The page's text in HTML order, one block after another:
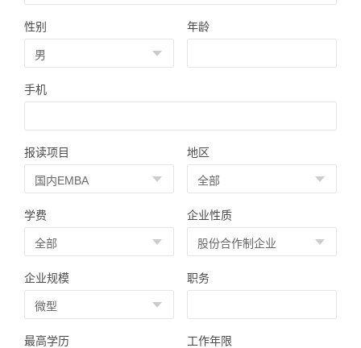
性别 年龄
手机
报读项目 地区
学费 企业性质
企业规模 职务
最高学历 工作年限